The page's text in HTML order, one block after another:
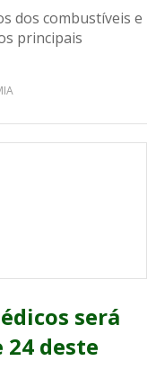
dos combustíveis e
principais
será
24 deste